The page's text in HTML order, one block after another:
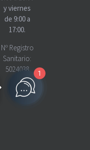
y viernes
de 9:00 a
17:00.
Nº Registro
Sanitario:
5024038
1